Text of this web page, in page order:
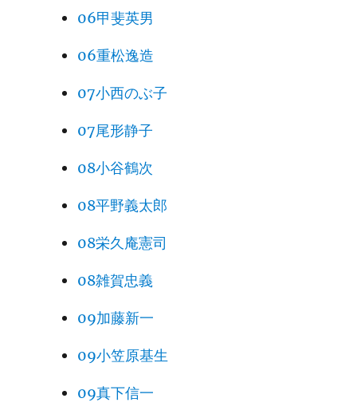
06甲斐英男
06重松逸造
07小西のぶ子
07尾形静子
08小谷鶴次
08平野義太郎
08栄久庵憲司
08雑賀忠義
09加藤新一
09小笠原基生
09真下信一